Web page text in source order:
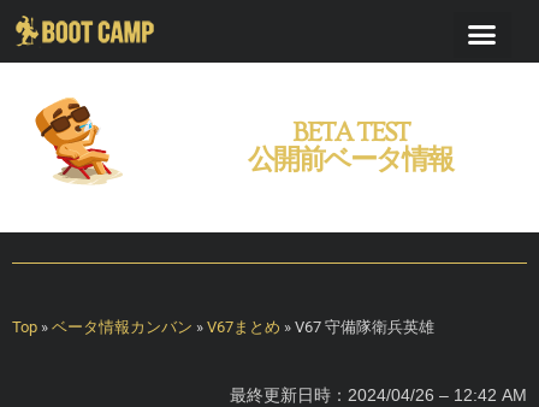
BETA TEST
公開前ベータ情報
Top » ベータ情報カンバン » V67まとめ » V67 守備隊衛兵英雄
最終更新日時：2024/04/26 – 12:42 AM